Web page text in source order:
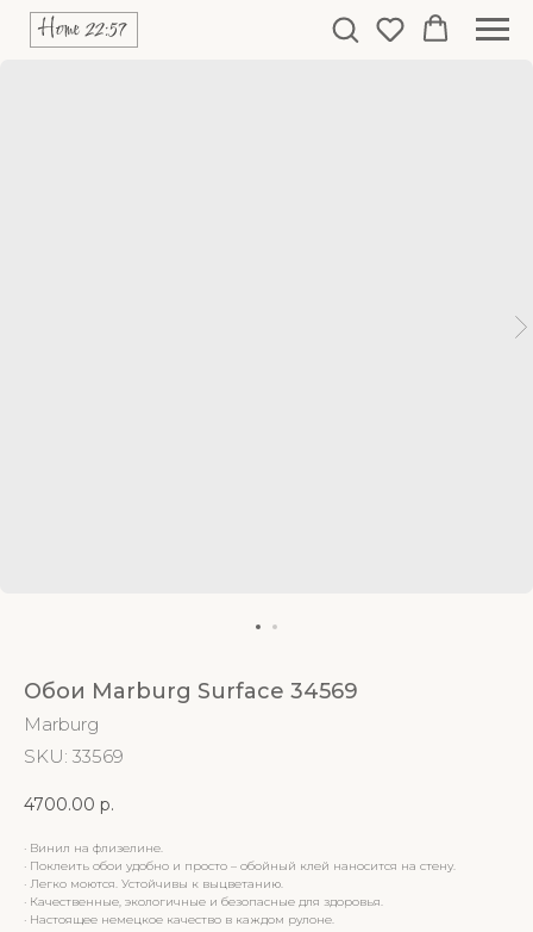
Обои Marburg Surface 34569
Marburg
SKU: 33569
4700.00 р.
· Винил на флизелине.
· Поклеить обои удобно и просто – обойный клей наносится на стену.
· Легко моются. Устойчивы к выцветанию.
· Качественные, экологичные и безопасные для здоровья.
· Настоящее немецкое качество в каждом рулоне.